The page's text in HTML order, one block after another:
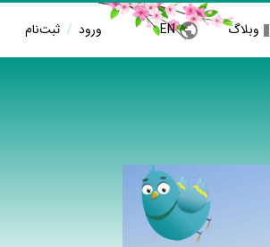
وبلاگ EN ورود / ثبت‌نام